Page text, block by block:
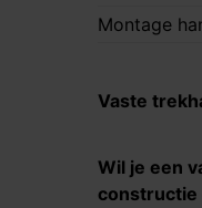
Montage
Vaste
Wil je een
constructie